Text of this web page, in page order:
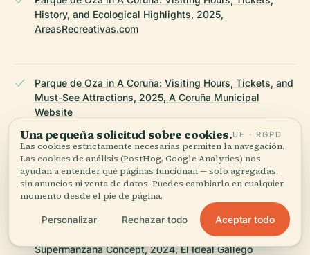
History, and Ecological Highlights, 2025,
AreasRecreativas.com
Parque de Oza in A Coruña: Visiting Hours, Tickets, and
Must-See Attractions, 2025, A Coruña Municipal
Website
Parque de Oza A Coruña: Visiting Hours, Tickets &
Urban Development Update, 2024, La Opinión A Coruña
New Development of Parque de Oza Based on
Supermanzana Concept, 2024, El Ideal Gallego
Una pequeña solicitud sobre cookies.UE · RGPD
Las cookies estrictamente necesarias permiten la navegación.
Las cookies de análisis (PostHog, Google Analytics) nos
ayudan a entender qué páginas funcionan — solo agregadas,
sin anuncios ni venta de datos. Puedes cambiarlo en cualquier
momento desde el pie de página.
Personalizar Rechazar todo Aceptar todo